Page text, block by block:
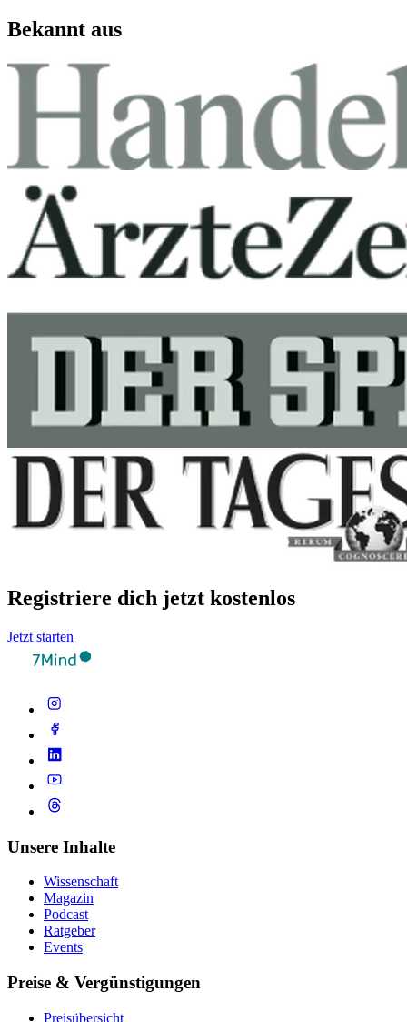
Bekannt aus
Registriere dich jetzt kostenlos
Jetzt starten
Unsere Inhalte
Wissenschaft
Magazin
Podcast
Ratgeber
Events
Preise & Vergünstigungen
Preisübersicht